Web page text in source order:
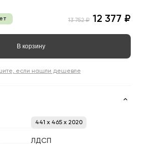
13 752 ₽ 12 377 ₽
В корзину
если нашли дешевле
441 x 465 x 2020
ЛДСП